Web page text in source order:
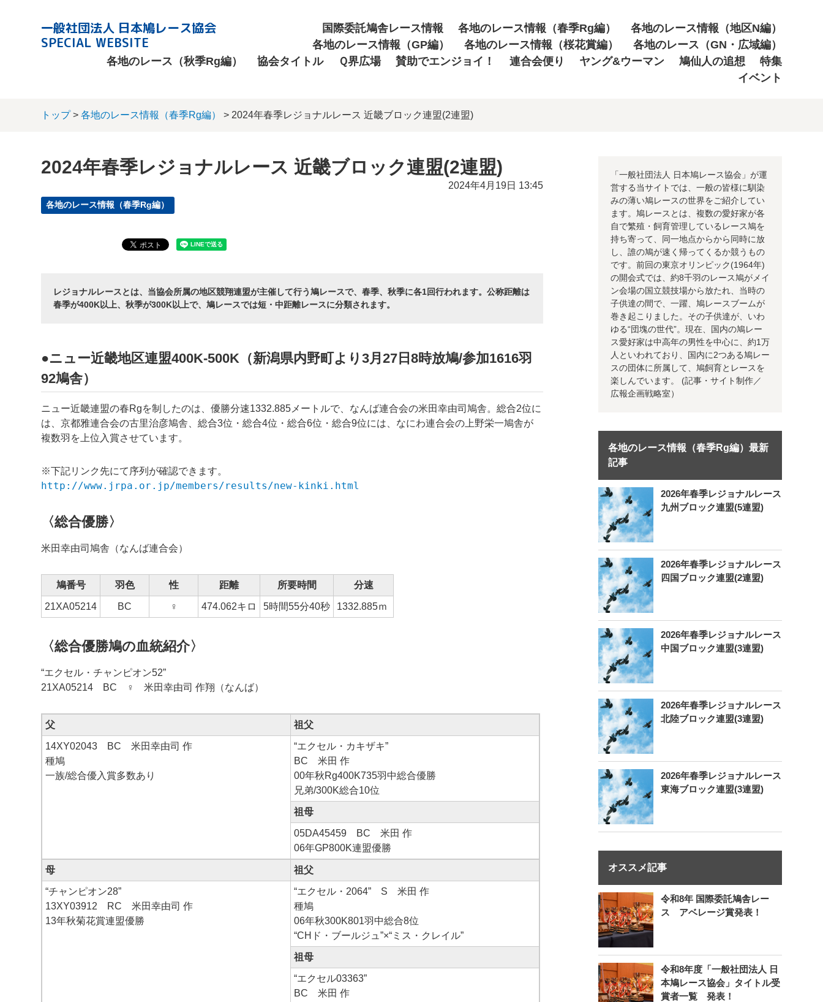
一般社団法人 日本鳩レース協会
SPECIAL WEBSITE
国際委託鳩舎レース情報 各地のレース情報（春季Rg編）
各地のレース情報（地区N編）
各地のレース情報（GP編）
各地のレース情報（桜花賞編）
各地のレース（GN・広域編）
各地のレース（秋季Rg編）
協会タイトル Ｑ界広場 賛助でエンジョイ！ 連合会便り ヤング&ウーマン 鳩仙人の追想
特集
イベント
トップ>各地のレース情報（春季Rg編） > 2024年春季レジョナルレース 近畿ブロック連盟(2連盟)
2024年春季レジョナルレース 近畿ブロック連盟(2連盟)
2024年4月19日 13:45
各地のレース情報（春季Rg編）
レジョナルレースとは、当協会所属の地区競翔連盟が主催して行う鳩レースで、春季、秋季に各1回行われます。公称距離は
春季が400K以上、秋季が300K以上で、鳩レースでは短・中距離レースに分類されます。
●ニュー近畿地区連盟400K-500K（新潟県内野町より3月27日8時放鳩/参加1616羽
92鳩舎）
ニュー近畿連盟の春Rgを制したのは、優勝分速1332.885 メートルで、なんば連合会の米田幸由司鳩舎。総合2位に
は、京都雅連合会の古里治彦鳩舎、総合3位・総合4位・総合6位・総合9位には、なにわ連合会の 上野栄一鳩舎が
複数羽を上位入賞させています。
※下記リンク先にて序列が確認できます。
http://www.jrpa.or.jp/members/results/new-kinki.html
〈総合優勝〉
米田幸由司鳩舎（なんば連合会）
鳩番号 羽色 性 距離 所要時間 分速
21XA05214 BC ♀ 474.062キロ 5時間55分40秒 1332.885ｍ
〈総合優勝鳩の血統紹介〉
“エクセル・チャンピオン52”
21XA05214 BC ♀ 米田幸由司 作翔（なんば）
父 祖父
14XY02043 BC 米田幸由司 作
種鳩
一族/総合優入賞多数あり
“エクセル・カキザキ”
BC 米田 作
00年秋Rg400K735羽中総合優勝
兄弟/300K総合10位
祖母
05DA45459 BC 米田 作
06年GP800K連盟優勝
母 祖父
“チャンピオン28”
13XY03912 RC 米田幸由司 作
13年秋菊花賞連盟優勝
“エクセル・2064” S 米田 作
種鳩
06年秋300K801羽中総合8位
“CHド・ブールジュ”×“ミス・クレイル”
祖母
“エクセル03363”
BC 米田 作
「一般社団法人 日本鳩レース協会」が運
営する当サイトでは、一般の皆様に馴染
みの薄い鳩レースの世界をご紹介してい
ます。鳩レースとは、複数の愛好家が各
自で繁殖・飼育管理しているレース鳩を
持ち寄って、同一地点からから同時に放
し、誰の鳩が速く帰ってくるか競うもの
です。前回の東京オリンピック(1964年)
の開会式では、約8千羽のレース鳩がメイ
ン会場の国立競技場から放たれ、当時の
子供達の間で、一躍、鳩レースブームが
巻き起こりました。その子供達が、いわ
ゆる“団塊の世代”。現在、国内の鳩レー
ス愛好家は中高年の男性を中心に、約1万
人といわれており、国内に2つある鳩レー
スの団体に所属して、鳩飼育とレースを
楽しんでいます。 (記事・サイト制作／
広報企画戦略室）
各地のレース情報（春季Rg編）最新
記事
2026年春季レジョナルレース
九州ブロック連盟(5連盟)
2026年春季レジョナルレース
四国ブロック連盟(2連盟)
2026年春季レジョナルレース
中国ブロック連盟(3連盟)
2026年春季レジョナルレース
北陸ブロック連盟(3連盟)
2026年春季レジョナルレース
東海ブロック連盟(3連盟)
オススメ記事
令和8年 国際委託鳩舎レー
ス アベレージ賞発表！
令和8年度「一般社団法人 日
本鳩レース協会」タイトル受
賞者一覧 発表！